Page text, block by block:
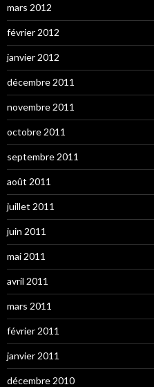
mars 2012
février 2012
janvier 2012
décembre 2011
novembre 2011
octobre 2011
septembre 2011
août 2011
juillet 2011
juin 2011
mai 2011
avril 2011
mars 2011
février 2011
janvier 2011
décembre 2010